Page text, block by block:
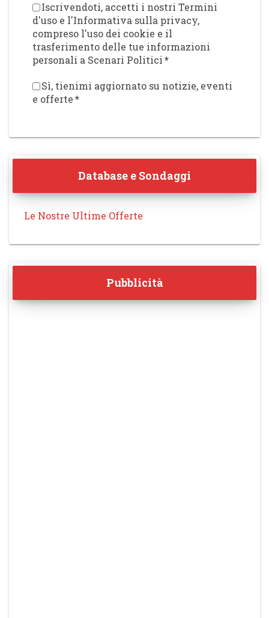
Iscrivendoti, accetti i nostri Termini
d'uso e l'Informativa sulla privacy,
compreso l'uso dei cookie e il
trasferimento delle tue informazioni
personali a Scenari Politici*
Sì, tienimi aggiornato su notizie, eventi
e offerte*
Database e Sondaggi
Le Nostre Ultime Offerte
Pubblicità